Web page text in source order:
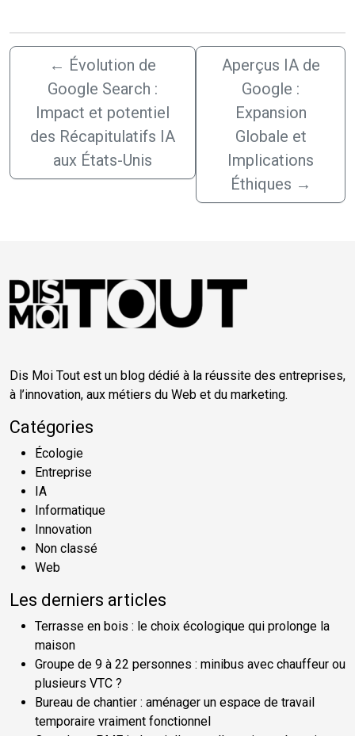
← Évolution de
Google Search :
Impact et potentiel
des Récapitulatifs IA
aux États-Unis
Aperçus IA de
Google :
Expansion
Globale et
Implications
Éthiques →
Dis Moi Tout est un blog dédié à la réussite des entreprises,
à l’innovation, aux métiers du Web et du marketing.
Catégories
Écologie
Entreprise
IA
Informatique
Innovation
Non classé
Web
Les derniers articles
Terrasse en bois : le choix écologique qui prolonge la
maison
Groupe de 9 à 22 personnes : minibus avec chauffeur ou
plusieurs VTC ?
Bureau de chantier : aménager un espace de travail
temporaire vraiment fonctionnel